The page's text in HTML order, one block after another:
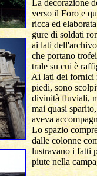
La decorazione
verso il Foro e
ricca ed
gure di soldati
ai lati
che portano
trale su cui è
Ai lati dei
piedi, sono
divinità
mai quasi
aveva
Lo spazio
dalle colonne
lustravano i
piute nella